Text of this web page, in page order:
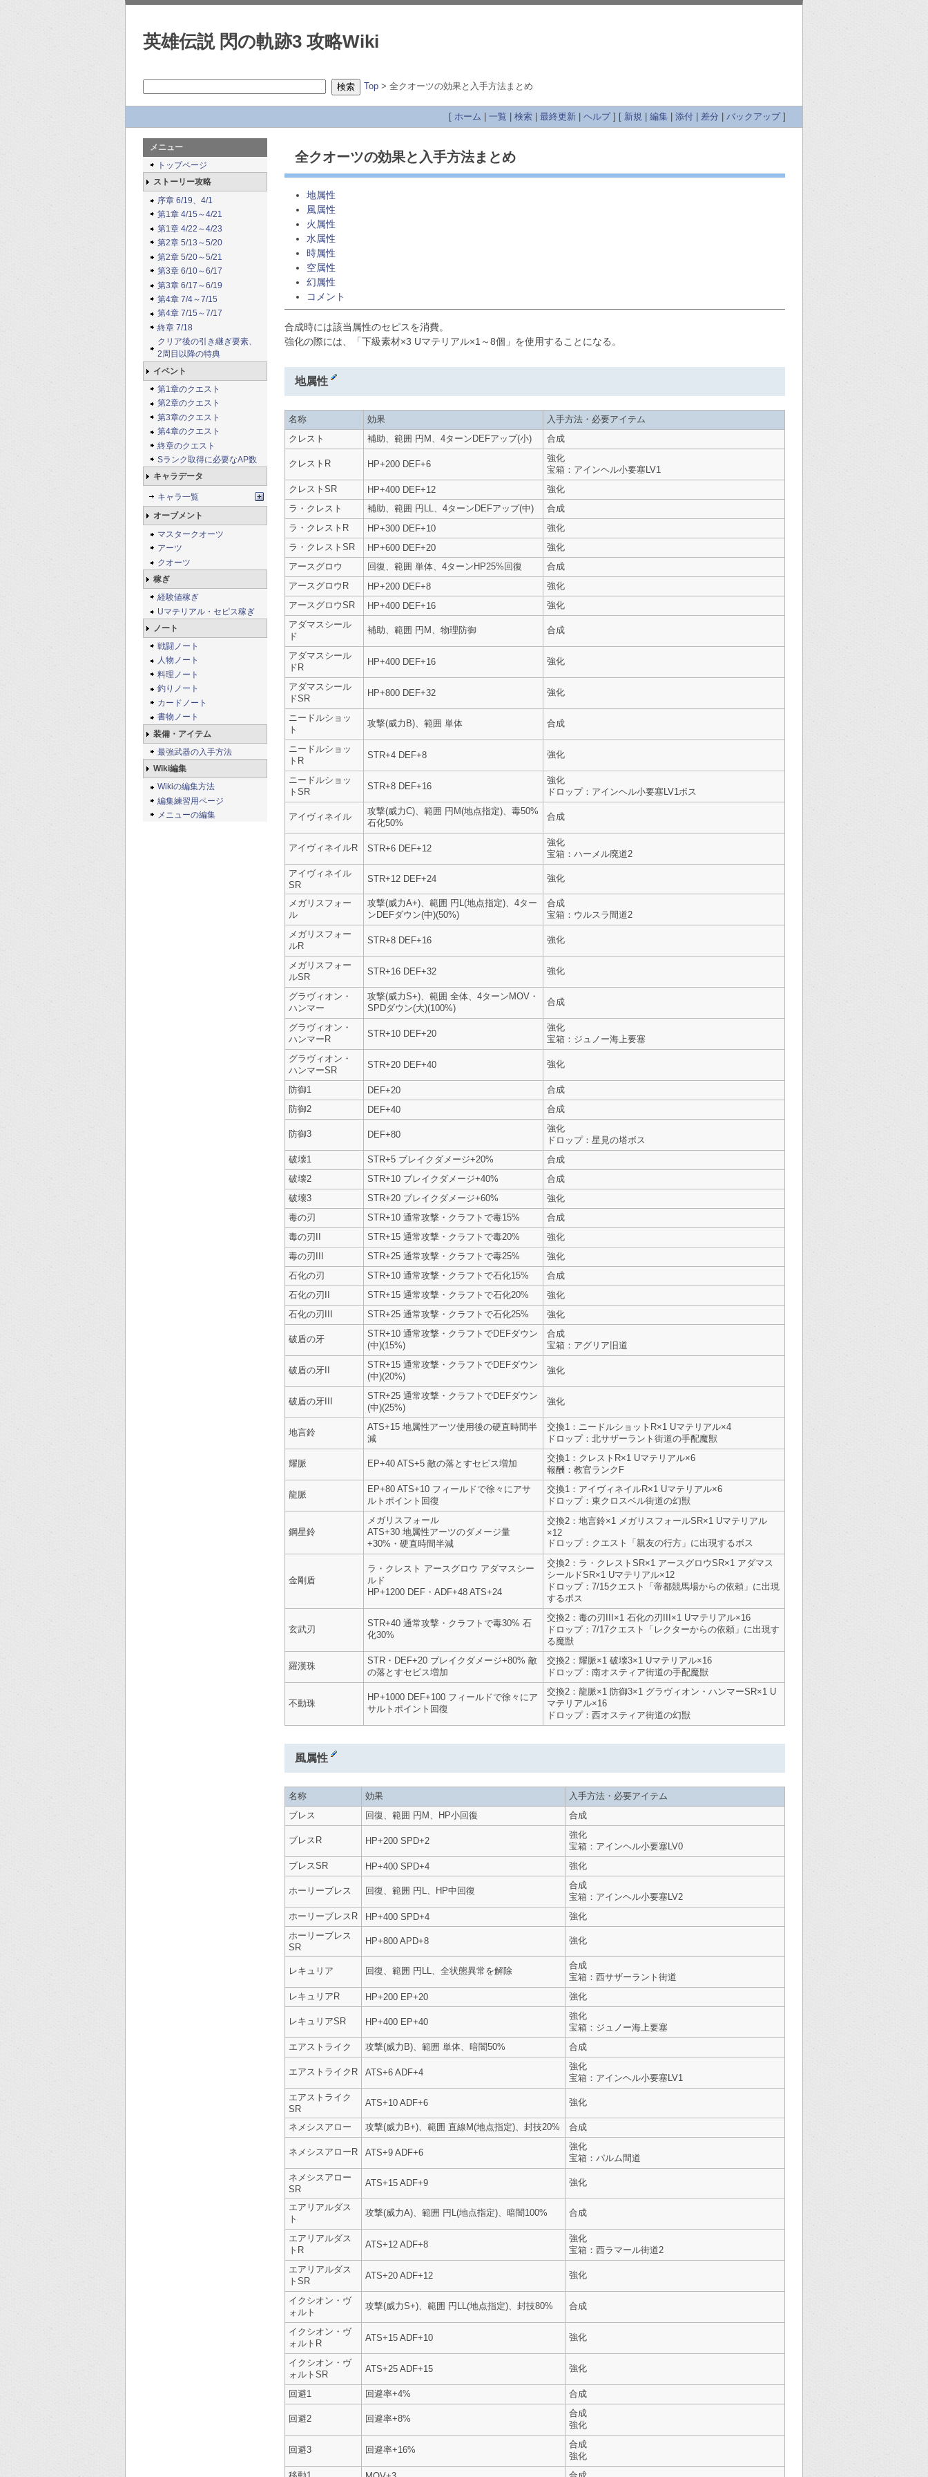
英雄伝説 閃の軌跡3 攻略Wiki
Top > 全クオーツの効果と入手方法まとめ
[ ホーム 一覧 検索 最終更新 ヘルプ] [ 新規 編集 添付 差分 バックアップ]
全クオーツの効果と入手方法まとめ
地属性
風属性
火属性
水属性
時属性
空属性
幻属性
コメント
合成時には該当属性のセピスを消費。
強化の際には、「下級素材×3 Uマテリアル×1～8個」を使用することになる。
地属性
名称 効果
入手方法・必要アイテム
クレスト
補助、範囲 円M、4ターンDEFアップ(小) 合成
クレストR HP+200 DEF+6
強化
宝箱：アインヘル小要塞LV1
クレストSR
HP+400 DEF+12
強化
ラ・クレスト
補助、範囲 円LL、4ターンDEFアップ(中)
合成
ラ・クレストR
HP+300 DEF+10
強化
ラ・クレストSR
HP+600 DEF+20
強化
アースグロウ
回復、範囲 単体、4ターンHP25%回復
合成
アースグロウR
HP+200 DEF+8
強化
アースグロウSR
HP+400 DEF+16
強化
アダマスシール
ド
補助、範囲 円M、物理防御 合成
アダマスシール
ドR
HP+400 DEF+16 強化
アダマスシール
ドSR
HP+800 DEF+32 強化
ニードルショッ
ト
攻撃(威力B)、範囲 単体 合成
ニードルショッ
トR
STR+4 DEF+8 強化
ニードルショッ
トSR
STR+8 DEF+16
強化
ドロップ：アインヘル小要塞LV1ボス
アイヴィネイル
攻撃(威力C)、範囲 円M(地点指定)、毒50%
石化50%
合成
アイヴィネイルR STR+6 DEF+12
強化
宝箱：ハーメル廃道2
アイヴィネイル
SR
STR+12 DEF+24 強化
メガリスフォー
ル
攻撃(威力A+)、範囲 円L(地点指定)、4ター
ンDEFダウン(中)(50%)
合成
宝箱：ウルスラ間道2
メガリスフォー
ルR
STR+8 DEF+16 強化
メガリスフォー
ルSR
STR+16 DEF+32 強化
グラヴィオン・
ハンマー
攻撃(威力S+)、範囲 全体、4ターンMOV・
SPDダウン(大)(100%)
合成
グラヴィオン・
ハンマーR
STR+10 DEF+20
強化
宝箱：ジュノー海上要塞
グラヴィオン・
ハンマーSR
STR+20 DEF+40 強化
防御1 DEF+20
合成
防御2
DEF+40 合成
防御3 DEF+80
強化
ドロップ：星見の塔ボス
破壊1
STR+5 ブレイクダメージ+20%
合成
破壊2
STR+10 ブレイクダメージ+40%
合成
破壊3
STR+20 ブレイクダメージ+60%
強化
毒の刃
STR+10 通常攻撃・クラフトで毒15%
合成
毒の刃II
STR+15 通常攻撃・クラフトで毒20%
強化
毒の刃III
STR+25 通常攻撃・クラフトで毒25%
強化
石化の刃
STR+10 通常攻撃・クラフトで石化15%
合成
石化の刃II
STR+15 通常攻撃・クラフトで石化20%
強化
石化の刃III
STR+25 通常攻撃・クラフトで石化25% 強化
破盾の牙
STR+10 通常攻撃・クラフトでDEFダウン
(中)(15%)
合成
宝箱：アグリア旧道
破盾の牙II
STR+15 通常攻撃・クラフトでDEFダウン
(中)(20%)
強化
破盾の牙III
STR+25 通常攻撃・クラフトでDEFダウン
(中)(25%)
強化
地言鈴
ATS+15 地属性アーツ使用後の硬直時間半
減
交換1：ニードルショットR×1 Uマテリアル×4
ドロップ：北サザーラント街道の手配魔獣
耀脈 EP+40 ATS+5 敵の落とすセピス増加
交換1：クレストR×1 Uマテリアル×6
報酬：教官ランクF
龍脈
EP+80 ATS+10 フィールドで徐々にアサ
ルトポイント回復
交換1：アイヴィネイルR×1 Uマテリアル×6
ドロップ：東クロスベル街道の幻獣
鋼星鈴
メガリスフォール
ATS+30 地属性アーツのダメージ量
+30%・硬直時間半減
交換2：地言鈴×1 メガリスフォールSR×1 Uマテリアル
×12
ドロップ：クエスト「親友の行方」に出現するボス
金剛盾
ラ・クレスト アースグロウ アダマスシー
ルド
HP+1200 DEF・ADF+48 ATS+24
交換2：ラ・クレストSR×1 アースグロウSR×1 アダマス
シールドSR×1 Uマテリアル×12
ドロップ：7/15クエスト「帝都競馬場からの依頼」に出現
するボス
玄武刃
STR+40 通常攻撃・クラフトで毒30% 石
化30%
交換2：毒の刃III×1 石化の刃III×1 Uマテリアル×16
ドロップ：7/17クエスト「レクターからの依頼」に出現す
る魔獣
羅漢珠
STR・DEF+20 ブレイクダメージ+80% 敵
の落とすセピス増加
交換2：耀脈×1 破壊3×1 Uマテリアル×16
ドロップ：南オスティア街道の手配魔獣
不動珠
HP+1000 DEF+100 フィールドで徐々にア
サルトポイント回復
交換2：龍脈×1 防御3×1 グラヴィオン・ハンマーSR×1 U
マテリアル×16
ドロップ：西オスティア街道の幻獣
風属性
名称 効果
入手方法・必要アイテム
ブレス
回復、範囲 円M、HP小回復 合成
ブレスR HP+200 SPD+2
強化
宝箱：アインヘル小要塞LV0
ブレスSR
HP+400 SPD+4 強化
ホーリーブレス 回復、範囲 円L、HP中回復
合成
宝箱：アインヘル小要塞LV2
ホーリーブレスR
HP+400 SPD+4
強化
ホーリーブレス
SR
HP+800 APD+8 強化
レキュリア 回復、範囲 円LL、全状態異常を解除
合成
宝箱：西サザーラント街道
レキュリアR
HP+200 EP+20 強化
レキュリアSR HP+400 EP+40
強化
宝箱：ジュノー海上要塞
エアストライク
攻撃(威力B)、範囲 単体、暗闇50% 合成
エアストライクR ATS+6 ADF+4
強化
宝箱：アインヘル小要塞LV1
エアストライク
SR
ATS+10 ADF+6 強化
ネメシスアロー 攻撃(威力B+)、範囲 直線M(地点指定)、封技20% 合成
ネメシスアローR ATS+9 ADF+6
強化
宝箱：パルム間道
ネメシスアロー
SR
ATS+15 ADF+9 強化
エアリアルダス
ト
攻撃(威力A)、範囲 円L(地点指定)、暗闇100% 合成
エアリアルダス
トR
ATS+12 ADF+8
強化
宝箱：西ラマール街道2
エアリアルダス
トSR
ATS+20 ADF+12 強化
イクシオン・ヴ
ォルト
攻撃(威力S+)、範囲 円LL(地点指定)、封技80% 合成
イクシオン・ヴ
ォルトR
ATS+15 ADF+10 強化
イクシオン・ヴ
ォルトSR
ATS+25 ADF+15 強化
回避1 回避率+4% 合成
回避2 回避率+8%
合成
強化
回避3 回避率+16%
合成
強化
メニュー
トップページ
ストーリー攻略
序章 6/19、4/1
第1章 4/15～4/21
第1章 4/22～4/23
第2章 5/13～5/20
第2章 5/20～5/21
第3章 6/10～6/17
第3章 6/17～6/19
第4章 7/4～7/15
第4章 7/15～7/17
終章 7/18
クリア後の引き継ぎ要素、
2周目以降の特典
イベント
第1章のクエスト
第2章のクエスト
第3章のクエスト
第4章のクエスト
終章のクエスト
Sランク取得に必要なAP数
キャラデータ
キャラ一覧
オーブメント
マスタークオーツ
アーツ
クオーツ
稼ぎ
経験値稼ぎ
Uマテリアル・セピス稼ぎ
ノート
戦闘ノート
人物ノート
料理ノート
釣りノート
カードノート
書物ノート
装備・アイテム
最強武器の入手方法
Wiki編集
Wikiの編集方法
編集練習用ページ
メニューの編集